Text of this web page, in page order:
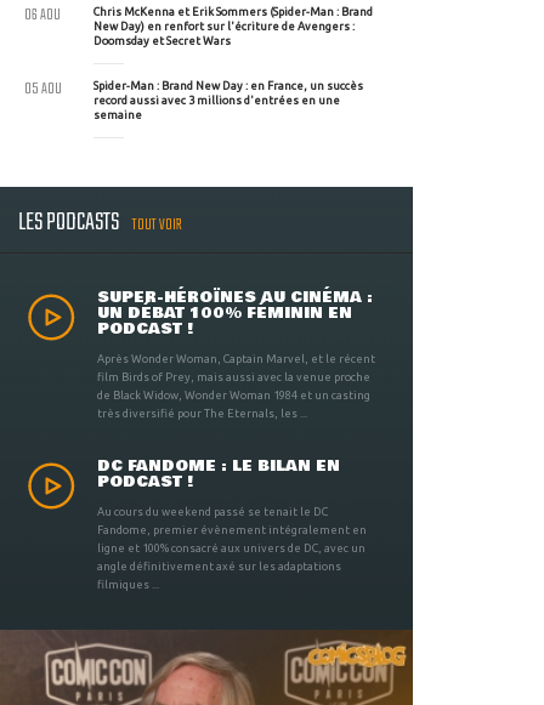
Chris McKenna et Erik Sommers (Spider-Man : Brand
New Day) en renfort sur l'écriture de Avengers :
Doomsday et Secret Wars
06 AOU
Spider-Man : Brand New Day : en France, un succès
record aussi avec 3 millions d'entrées en une
semaine
05 AOU
LES PODCASTS TOUT VOIR
SUPER-HÉROÏNES AU CINÉMA :
UN DÉBAT 100% FÉMININ EN
PODCAST !
Après Wonder Woman, Captain Marvel, et le récent
film Birds of Prey, mais aussi avec la venue proche
de Black Widow, Wonder Woman 1984 et un casting
très diversifié pour The Eternals, les ...
DC FANDOME : LE BILAN EN
PODCAST !
Au cours du weekend passé se tenait le DC
Fandome, premier évènement intégralement en
ligne et 100% consacré aux univers de DC, avec un
angle définitivement axé sur les adaptations
filmiques ...